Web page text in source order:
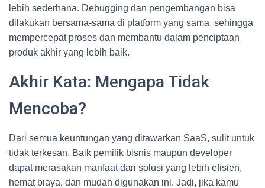
lebih sederhana. Debugging dan pengembangan bisa
dilakukan bersama-sama di platform yang sama, sehingga
mempercepat proses dan membantu dalam penciptaan
produk akhir yang lebih baik.
Akhir Kata: Mengapa Tidak
Mencoba?
Dari semua keuntungan yang ditawarkan SaaS, sulit untuk
tidak terkesan. Baik pemilik bisnis maupun developer
dapat merasakan manfaat dari solusi yang lebih efisien,
hemat biaya, dan mudah digunakan ini. Jadi, jika kamu